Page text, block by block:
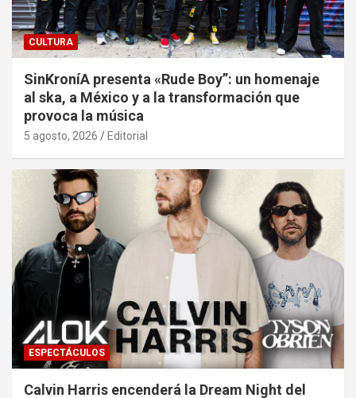
CULTURA
SinKroníA presenta «Rude Boy”: un homenaje
al ska, a México y a la transformación que
provoca la música
5 agosto, 2026 Editorial
ESPECTÁCULOS
Calvin Harris encenderá la Dream Night del